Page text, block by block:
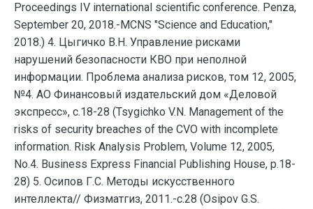
Proceedings IV international scientific conference. Penza,
September 20, 2018.-MCNS "Science and Education,"
2018.) 4. Цыгичко В.Н. Управление рисками
нарушений безопасности КВО при неполной
информации. Проблема анализа рисков, том 12, 2005,
№4. АО Финансовый издательский дом «Деловой
экспресс», с.18-28 (Tsygichko V.N. Management of the
risks of security breaches of the CVO with incomplete
information. Risk Analysis Problem, Volume 12, 2005,
No.4. Business Express Financial Publishing House, p.18-
28) 5. Осипов Г.С. Методы искусственного
интеллекта// Физматгиз, 2011.-с.28 (Osipov G.S.